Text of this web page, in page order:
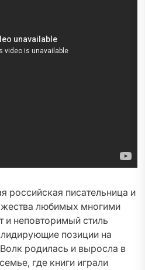
российская писательница и
любимых многими
и неповторимый стиль
позиции на
родилась и выросла в
где книги играли